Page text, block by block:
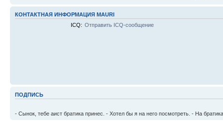
КОНТАКТНАЯ ИНФОРМАЦИЯ MAURI
ICQ: Отправить ICQ-сообщение
ПОДПИСЬ
- Сынок, тебе аист братика принес. - Хотел бы я на него посмотреть. - На